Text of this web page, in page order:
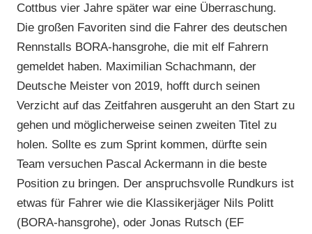
Cottbus vier Jahre später war eine Überraschung.
Die großen Favoriten sind die Fahrer des deutschen
Rennstalls BORA-hansgrohe, die mit elf Fahrern
gemeldet haben. Maximilian Schachmann, der
Deutsche Meister von 2019, hofft durch seinen
Verzicht auf das Zeitfahren ausgeruht an den Start zu
gehen und möglicherweise seinen zweiten Titel zu
holen. Sollte es zum Sprint kommen, dürfte sein
Team versuchen Pascal Ackermann in die beste
Position zu bringen. Der anspruchsvolle Rundkurs ist
etwas für Fahrer wie die Klassikerjäger Nils Politt
(BORA-hansgrohe), oder Jonas Rutsch (EF